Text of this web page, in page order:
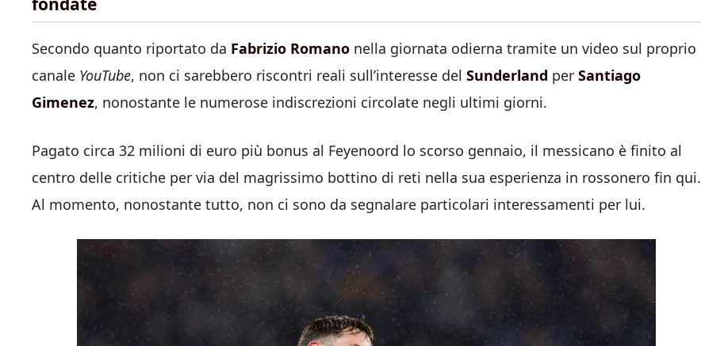
Secondo quanto riportato da Fabrizio Romano nella giornata odierna tramite un video sul proprio
canale YouTube, non ci sarebbero riscontri reali sull’interesse del Sunderland per Santiago
Gimenez, nonostante le numerose indiscrezioni circolate negli ultimi giorni.
Pagato circa 32 milioni di euro più bonus al Feyenoord lo scorso gennaio, il messicano è finito al
centro delle critiche per via del magrissimo bottino di reti nella sua esperienza in rossonero fin qui.
Al momento, nonostante tutto, non ci sono da segnalare particolari interessamenti per lui.